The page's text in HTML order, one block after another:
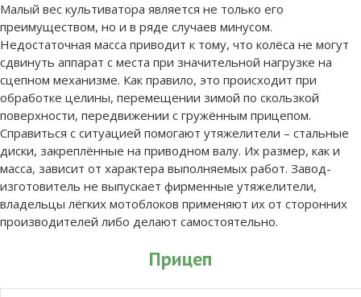
Малый вес культиватора является не только его
преимуществом, но и в ряде случаев минусом.
Недостаточная масса приводит к тому, что колёса не могут
сдвинуть аппарат с места при значительной нагрузке на
сцепном механизме. Как правило, это происходит при
обработке целины, перемещении зимой по скользкой
поверхности, передвижении с гружённым прицепом.
Справиться с ситуацией помогают утяжелители – стальные
диски, закреплённые на приводном валу. Их размер, как и
масса, зависит от характера выполняемых работ. Завод-
изготовитель не выпускает фирменные утяжелители,
владельцы лёгких мотоблоков применяют их от сторонних
производителей либо делают самостоятельно.
Прицеп